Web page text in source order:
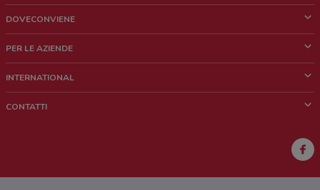
DOVECONVIENE
Chi siamo
Lavora con noi
PER LE AZIENDE
Richieste commerciali e marketing
INTERNATIONAL
CONTATTI
Hai un malfunzionamento sul web o sull'app?